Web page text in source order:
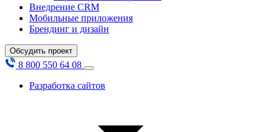
Внедрение CRM
Мобильные приложения
Брендинг и дизайн
Обсудить проект
8 800 550 64 08
Разработка сайтов